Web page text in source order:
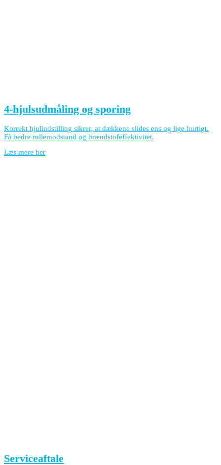
4-hjulsudmåling og sporing
Korrekt hjulindstilling sikrer, at dækkene slides ens og lige hurtigt.
Få bedre rullemodstand og brændstofeffektivitet.
Læs mere her
Serviceaftale